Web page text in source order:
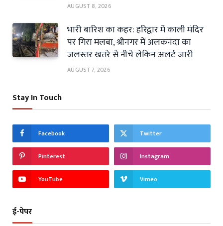
AUGUST 8, 2026
भारी बारिश का कहर: हरिद्वार में काली मंदिर
पर गिरा मलबा, श्रीनगर में अलकनंदा का
जलस्तर खतरे से नीचे लेकिन अलर्ट जारी
AUGUST 7, 2026
Stay In Touch
Facebook Twitter
Pinterest Instagram
YouTube Vimeo
ई-पेपर